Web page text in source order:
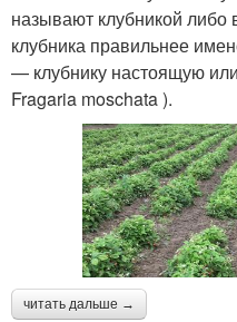
называют клубникой либо
клубника правильнее
— клубнику настоящую
Fragaria moschata ).
читать дальше →